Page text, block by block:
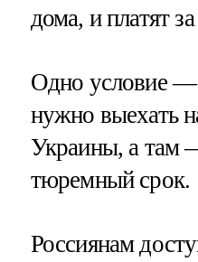
дома, и платят
Одно условие —
нужно выехать
Украины, а там
тюремный срок.
Россиянам